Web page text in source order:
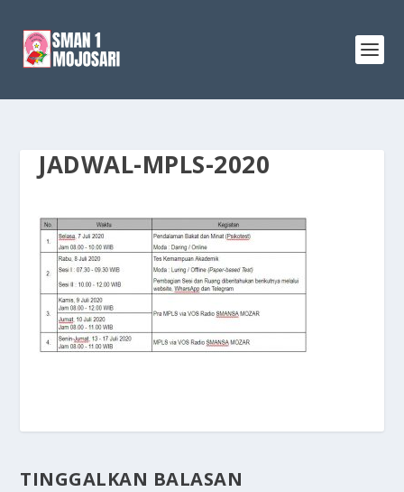
JADWAL-MPLS-2020
TINGGALKAN BALASAN